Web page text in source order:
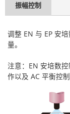
振幅控制
调整 EN 与 EP 安
量。
注意：EN 安培数
作以及 AC 平衡控制